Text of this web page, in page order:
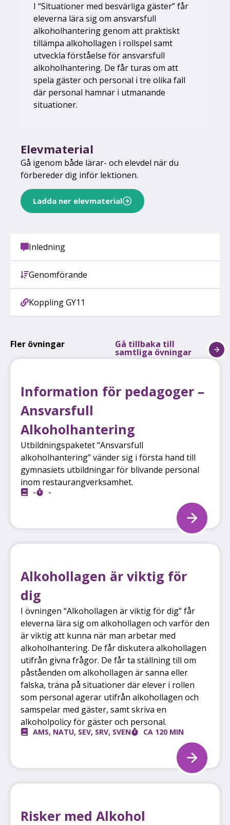
Inledning
Genomförande
Koppling GY11
I “Situationer med besvärliga gäster” får
eleverna lära sig om ansvarsfull
alkoholhantering genom att praktiskt
tillämpa alkohollagen i rollspel samt
utveckla förståelse för ansvarsfull
alkoholhantering. De får turas om att
spela gäster och personal i tre olika fall
där personal hamnar i utmanande
situationer.
Elevmaterial
Gå igenom både lärar- och elevdel när du
förbereder dig inför lektionen.
Ladda ner elevmaterial
Fler övningar Gå tillbaka till
samtliga övningar
Information för pedagoger –
Ansvarsfull
Alkoholhantering
Utbildningspaketet “Ansvarsfull
alkoholhantering” vänder sig i första hand till
gymnasiets utbildningar för blivande personal
inom restaurangverksamhet.
- -
Alkohollagen är viktig för
dig
I övningen “Alkohollagen är viktig för dig” får
eleverna lära sig om alkohollagen och varför den
är viktig att kunna när man arbetar med
alkoholhantering. De får diskutera alkohollagen
utifrån givna frågor. De får ta ställning till om
påståenden om alkohollagen är sanna eller
falska, träna på situationer där elever i rollen
som personal agerar utifrån alkohollagen och
samspelar med gäster, samt skriva en
alkoholpolicy för gäster och personal.
AMS, NATU, SEV, SRV, SVEN CA 120 MIN
Risker med Alkohol